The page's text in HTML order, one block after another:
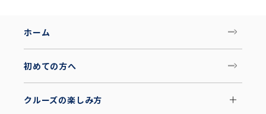
ホーム
初めての方へ
クルーズの楽しみ方